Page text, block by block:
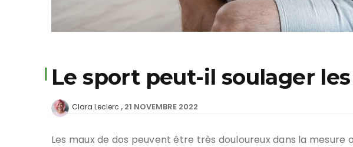
Le sport peut-il soulager
Clara Leclerc 21 NOVEMBRE 2022
Les maux de dos peuvent être très douloureux dans la